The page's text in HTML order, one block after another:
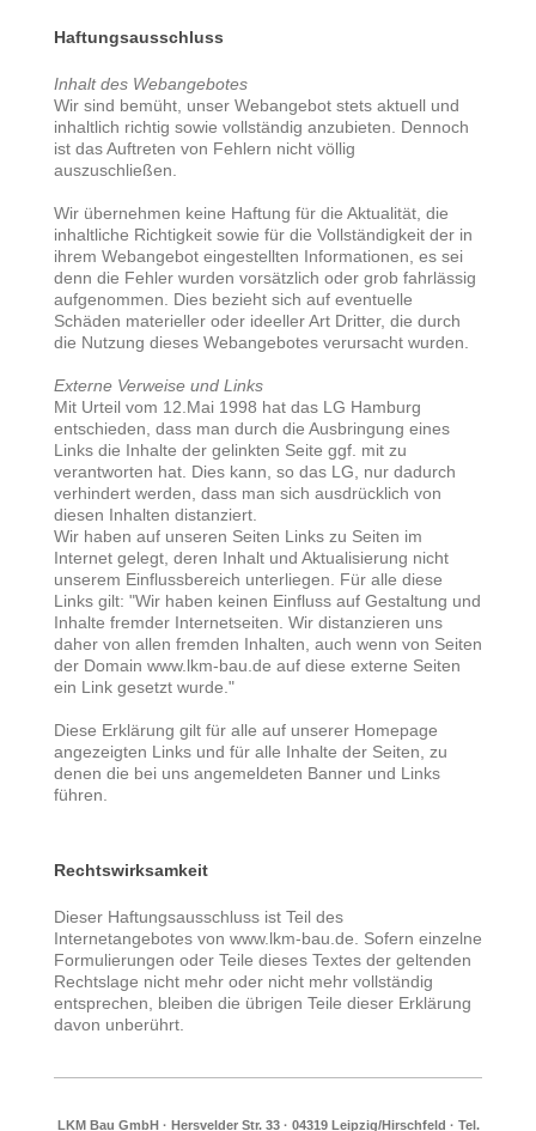
Haftungsausschluss
Inhalt des Webangebotes
Wir sind bemüht, unser Webangebot stets aktuell und
inhaltlich richtig sowie vollständig anzubieten. Dennoch
ist das Auftreten von Fehlern nicht völlig
auszuschließen.
Wir übernehmen keine Haftung für die Aktualität, die
inhaltliche Richtigkeit sowie für die Vollständigkeit der in
ihrem Webangebot eingestellten Informationen, es sei
denn die Fehler wurden vorsätzlich oder grob fahrlässig
aufgenommen. Dies bezieht sich auf eventuelle
Schäden materieller oder ideeller Art Dritter, die durch
die Nutzung dieses Webangebotes verursacht wurden.
Externe Verweise und Links
Mit Urteil vom 12.Mai 1998 hat das LG Hamburg
entschieden, dass man durch die Ausbringung eines
Links die Inhalte der gelinkten Seite ggf. mit zu
verantworten hat. Dies kann, so das LG, nur dadurch
verhindert werden, dass man sich ausdrücklich von
diesen Inhalten distanziert.
Wir haben auf unseren Seiten Links zu Seiten im
Internet gelegt, deren Inhalt und Aktualisierung nicht
unserem Einflussbereich unterliegen. Für alle diese
Links gilt: "Wir haben keinen Einfluss auf Gestaltung und
Inhalte fremder Internetseiten. Wir distanzieren uns
daher von allen fremden Inhalten, auch wenn von Seiten
der Domain www.lkm-bau.de auf diese externe Seiten
ein Link gesetzt wurde."
Diese Erklärung gilt für alle auf unserer Homepage
angezeigten Links und für alle Inhalte der Seiten, zu
denen die bei uns angemeldeten Banner und Links
führen.
Rechtswirksamkeit
Dieser Haftungsausschluss ist Teil des
Internetangebotes von www.lkm-bau.de. Sofern einzelne
Formulierungen oder Teile dieses Textes der geltenden
Rechtslage nicht mehr oder nicht mehr vollständig
entsprechen, bleiben die übrigen Teile dieser Erklärung
davon unberührt.
LKM Bau GmbH · Hersvelder Str. 33 · 04319 Leipzig/Hirschfeld · Tel.